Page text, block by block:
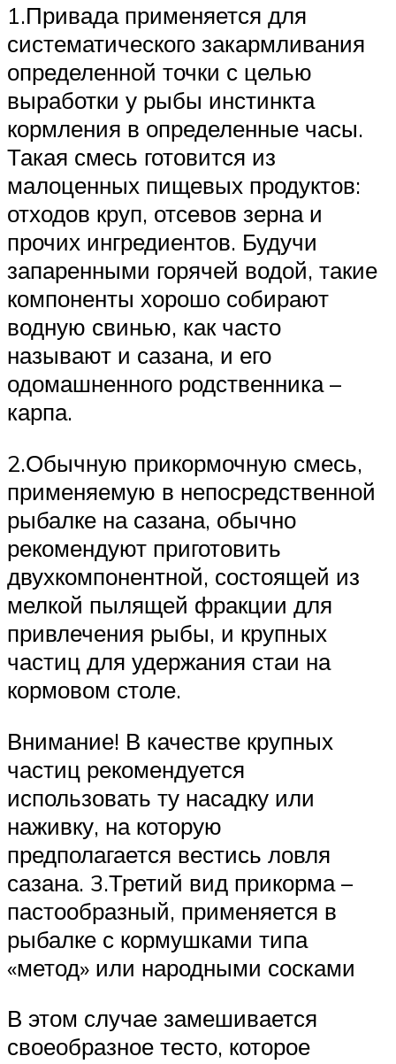
1.Привада применяется для
систематического закармливания
определенной точки с целью
выработки у рыбы инстинкта
кормления в определенные часы.
Такая смесь готовится из
малоценных пищевых продуктов:
отходов круп, отсевов зерна и
прочих ингредиентов. Будучи
запаренными горячей водой, такие
компоненты хорошо собирают
водную свинью, как часто
называют и сазана, и его
одомашненного родственника –
карпа.
2.Обычную прикормочную смесь,
применяемую в непосредственной
рыбалке на сазана, обычно
рекомендуют приготовить
двухкомпонентной, состоящей из
мелкой пылящей фракции для
привлечения рыбы, и крупных
частиц для удержания стаи на
кормовом столе.
Внимание! В качестве крупных
частиц рекомендуется
использовать ту насадку или
наживку, на которую
предполагается вестись ловля
сазана. 3.Третий вид прикорма –
пастообразный, применяется в
рыбалке с кормушками типа
«метод» или народными сосками
В этом случае замешивается
своеобразное тесто, которое